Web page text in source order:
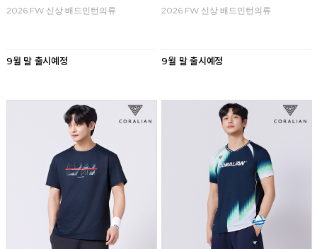
2026 FW 신상 배드민턴의류
9월 말 출시예정
2026 FW 신상 배드민턴의류
9월 말 출시예정